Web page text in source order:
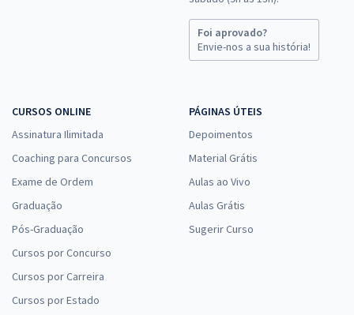
Foi aprovado?
Envie-nos a sua história!
CURSOS ONLINE
Assinatura Ilimitada
Coaching para Concursos
Exame de Ordem
Graduação
Pós-Graduação
Cursos por Concurso
Cursos por Carreira
Cursos por Estado
PÁGINAS ÚTEIS
Depoimentos
Material Grátis
Aulas ao Vivo
Aulas Grátis
Sugerir Curso